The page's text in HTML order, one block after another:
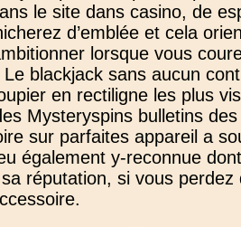
le site dans casino, de
d’emblée et cela
lorsque vous
blackjack sans aucun
en rectiligne les plus
Mysteryspins bulletins
sur parfaites appareil a
également y-reconnue
sa réputation, si vous perdez